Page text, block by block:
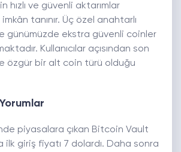
hızlı ve güvenli aktarımlar
tanınır. Üç özel anahtarlı
günümüzde ekstra güvenli coinler
Kullanıcılar açısından son
özgür bir alt coin türü olduğu
piyasalara çıkan Bitcoin Vault
ilk giriş fiyatı 7 dolardı. Daha sonra